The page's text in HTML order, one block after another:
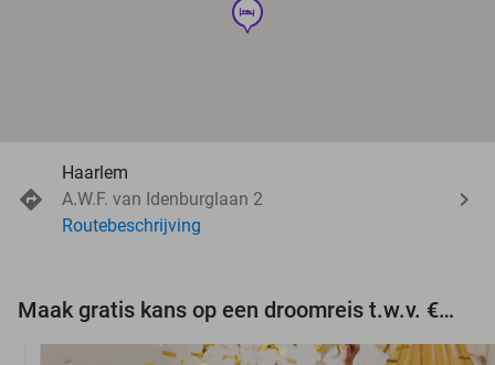
hotel
Haarlem
A.W.F. van Idenburglaan 2
Routebeschrijving
Maak gratis kans op een droomreis t.w.v. €3.000!